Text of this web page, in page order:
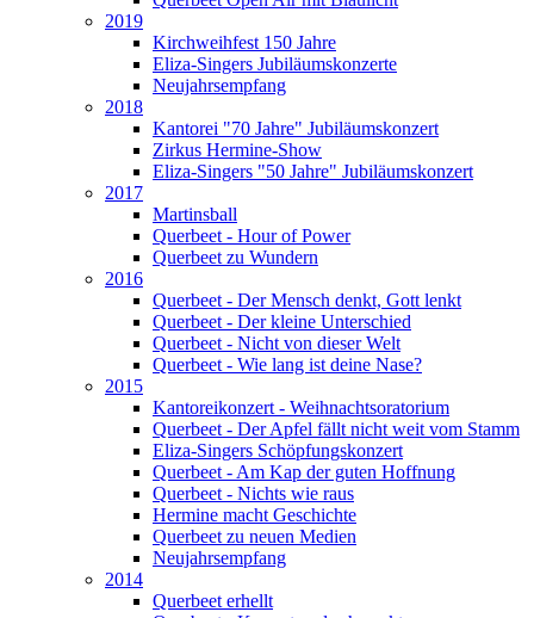
2019
Kirchweihfest 150 Jahre
Eliza-Singers Jubiläumskonzerte
Neujahrsempfang
2018
Kantorei "70 Jahre" Jubiläumskonzert
Zirkus Hermine-Show
Eliza-Singers "50 Jahre" Jubiläumskonzert
2017
Martinsball
Querbeet - Hour of Power
Querbeet zu Wundern
2016
Querbeet - Der Mensch denkt, Gott lenkt
Querbeet - Der kleine Unterschied
Querbeet - Nicht von dieser Welt
Querbeet - Wie lang ist deine Nase?
2015
Kantoreikonzert - Weihnachtsoratorium
Querbeet - Der Apfel fällt nicht weit vom Stamm
Eliza-Singers Schöpfungskonzert
Querbeet - Am Kap der guten Hoffnung
Querbeet - Nichts wie raus
Hermine macht Geschichte
Querbeet zu neuen Medien
Neujahrsempfang
2014
Querbeet erhellt